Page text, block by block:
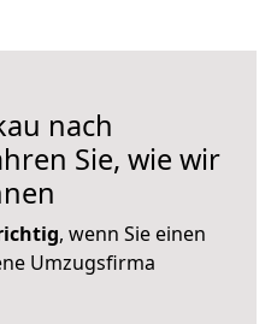
nach
Sie, wie wir
, wenn Sie einen
Umzugsfirma